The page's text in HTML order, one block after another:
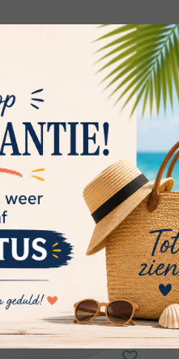
Contactez-nous pour la
Afficher